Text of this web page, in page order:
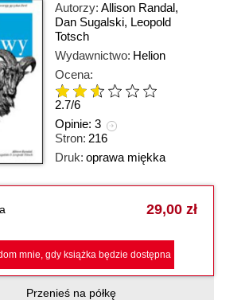
Autorzy: Allison Randal,
Dan Sugalski, Leopold
Totsch
Wydawnictwo: Helion
Ocena:
2.7/6
Opinie: 3
Stron: 216
Druk: oprawa miękka
29,00 zł
mnie, gdy książka będzie dostępna
Przenieś na półkę